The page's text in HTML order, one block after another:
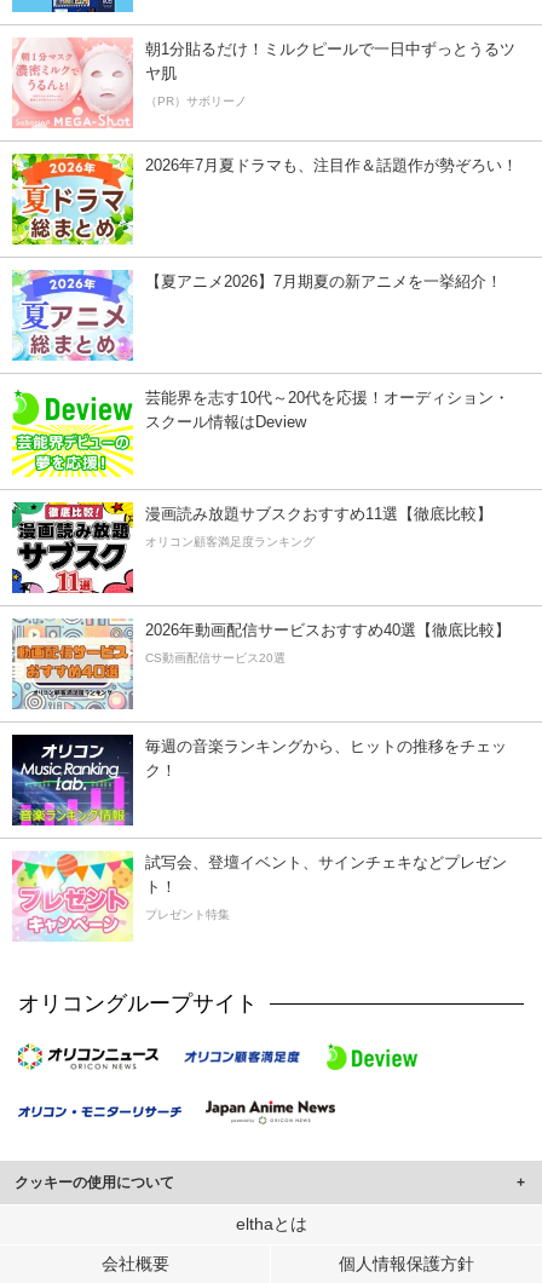
朝1分貼るだけ！ミルクピールで一日中ずっとうるツ
ヤ肌
（PR）サボリーノ
2026年7月夏ドラマも、注目作＆話題作が勢ぞろい！
【夏アニメ2026】7月期夏の新アニメを一挙紹介！
芸能界を志す10代～20代を応援！オーディション・
スクール情報はDeview
漫画読み放題サブスクおすすめ11選【徹底比較】
オリコン顧客満足度ランキング
2026年動画配信サービスおすすめ40選【徹底比較】
CS動画配信サービス20選
毎週の音楽ランキングから、ヒットの推移をチェッ
ク！
試写会、登壇イベント、サインチェキなどプレゼン
ト！
プレゼント特集
オリコングループサイト
クッキーの使用について
このサイトでは Cookie を使用して、ユーザーに合わせたコンテンツや広告の
行っています。
elthaとは
会社概要 個人情報保護方針